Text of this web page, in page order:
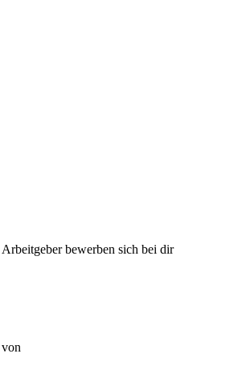
bewerben sich bei dir